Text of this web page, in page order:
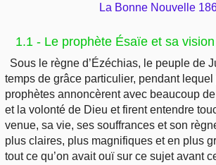
La Bonne Nouvelle
1.1 - Le prophète Ésaïe et sa
Sous le règne d’Ézéchias, le peuple de
temps de grâce particulier, pendant
prophètes annoncèrent avec beaucoup
et la volonté de Dieu et firent entendre
venue, sa vie, ses souffrances et son
plus claires, plus magnifiques et en plus
tout ce qu’on avait ouï sur ce sujet avant